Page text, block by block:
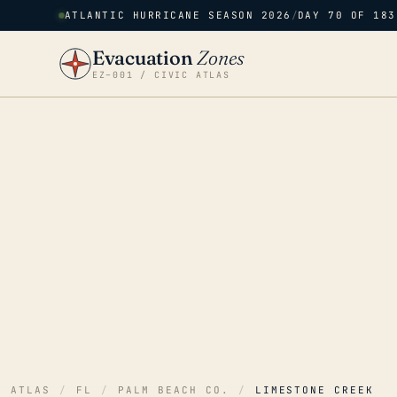
ATLANTIC HURRICANE SEASON 2026 /DAY 70 OF 183
EvacuationZones
EZ–001 / CIVIC ATLAS
ATLAS / FL / PALM BEACH CO. / LIMESTONE CREEK